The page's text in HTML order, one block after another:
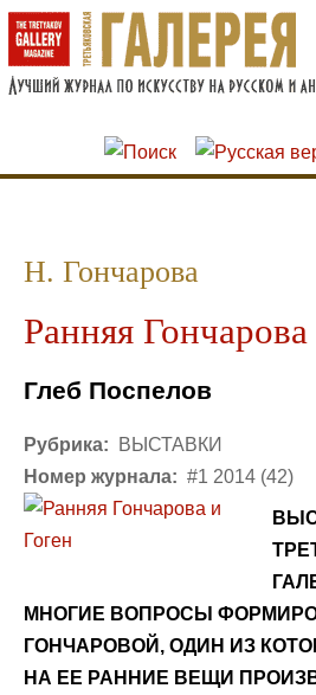
Перейти к основному содержанию
Skip to search
Н. Гончарова
Ранняя
Глеб Поспелов
Рубрика:
ВЫСТАВКИ
Номер журнала: #1 2014 (42)
МНОГИЕ ВОПРОСЫ
ГОНЧАРОВОЙ, ОДИН ИЗ
НА ЕЕ РАННИЕ ВЕЩИ